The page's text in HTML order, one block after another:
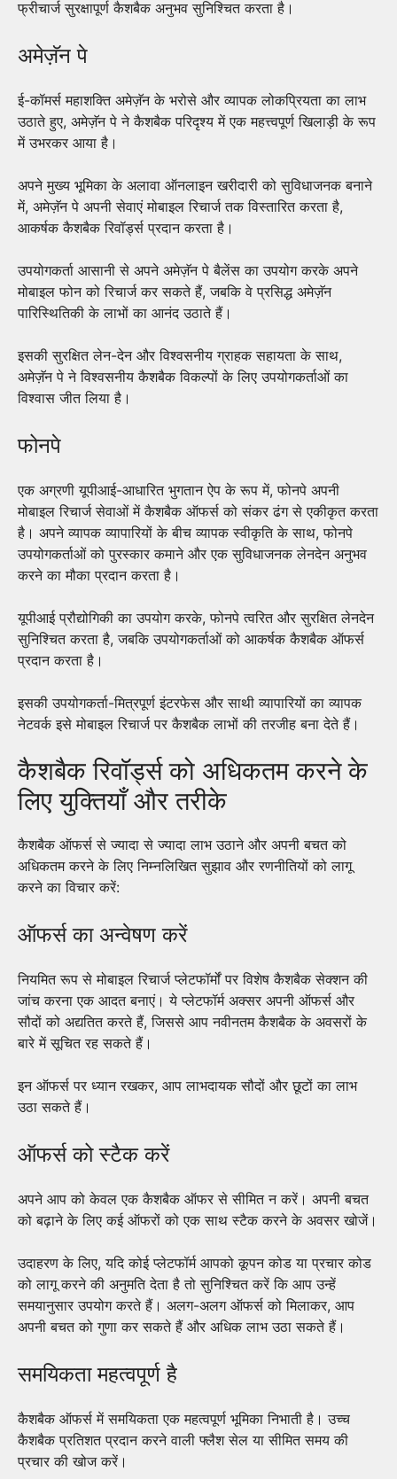
फ्रीचार्ज सुरक्षापूर्ण कैशबैक अनुभव सुनिश्चित करता है।
अमेज़ॅन पे
ई-कॉमर्स महाशक्ति अमेज़ॅन के भरोसे और व्यापक लोकप्रियता का लाभ
उठाते हुए, अमेज़ॅन पे ने कैशबैक परिदृश्य में एक महत्त्वपूर्ण खिलाड़ी के रूप
में उभरकर आया है।
अपने मुख्य भूमिका के अलावा ऑनलाइन खरीदारी को सुविधाजनक बनाने
में, अमेज़ॅन पे अपनी सेवाएं मोबाइल रिचार्ज तक विस्तारित करता है,
आकर्षक कैशबैक रिवॉर्ड्स प्रदान करता है।
उपयोगकर्ता आसानी से अपने अमेज़ॅन पे बैलेंस का उपयोग करके अपने
मोबाइल फोन को रिचार्ज कर सकते हैं, जबकि वे प्रसिद्ध अमेज़ॅन
पारिस्थितिकी के लाभों का आनंद उठाते हैं।
इसकी सुरक्षित लेन-देन और विश्वसनीय ग्राहक सहायता के साथ,
अमेज़ॅन पे ने विश्वसनीय कैशबैक विकल्पों के लिए उपयोगकर्ताओं का
विश्वास जीत लिया है।
फोनपे
एक अग्रणी यूपीआई-आधारित भुगतान ऐप के रूप में, फोनपे अपनी
मोबाइल रिचार्ज सेवाओं में कैशबैक ऑफर्स को संकर ढंग से एकीकृत करता
है। अपने व्यापक व्यापारियों के बीच व्यापक स्वीकृति के साथ, फोनपे
उपयोगकर्ताओं को पुरस्कार कमाने और एक सुविधाजनक लेनदेन अनुभव
करने का मौका प्रदान करता है।
यूपीआई प्रौद्योगिकी का उपयोग करके, फोनपे त्वरित और सुरक्षित लेनदेन
सुनिश्चित करता है, जबकि उपयोगकर्ताओं को आकर्षक कैशबैक ऑफर्स
प्रदान करता है।
इसकी उपयोगकर्ता-मित्रपूर्ण इंटरफेस और साथी व्यापारियों का व्यापक
नेटवर्क इसे मोबाइल रिचार्ज पर कैशबैक लाभों की तरजीह बना देते हैं।
कैशबैक रिवॉर्ड्स को अधिकतम करने के
लिए युक्तियाँ और तरीके
कैशबैक ऑफर्स से ज्यादा से ज्यादा लाभ उठाने और अपनी बचत को
अधिकतम करने के लिए निम्नलिखित सुझाव और रणनीतियों को लागू
करने का विचार करें:
ऑफर्स का अन्वेषण करें
नियमित रूप से मोबाइल रिचार्ज प्लेटफॉर्मों पर विशेष कैशबैक सेक्शन की
जांच करना एक आदत बनाएं। ये प्लेटफॉर्म अक्सर अपनी ऑफर्स और
सौदों को अद्यतित करते हैं, जिससे आप नवीनतम कैशबैक के अवसरों के
बारे में सूचित रह सकते हैं।
इन ऑफर्स पर ध्यान रखकर, आप लाभदायक सौदों और छूटों का लाभ
उठा सकते हैं।
ऑफर्स को स्टैक करें
अपने आप को केवल एक कैशबैक ऑफर से सीमित न करें। अपनी बचत
को बढ़ाने के लिए कई ऑफरों को एक साथ स्टैक करने के अवसर खोजें।
उदाहरण के लिए, यदि कोई प्लेटफॉर्म आपको कूपन कोड या प्रचार कोड
को लागू करने की अनुमति देता है तो सुनिश्चित करें कि आप उन्हें
समयानुसार उपयोग करते हैं। अलग-अलग ऑफर्स को मिलाकर, आप
अपनी बचत को गुणा कर सकते हैं और अधिक लाभ उठा सकते हैं।
समयिकता महत्वपूर्ण है
कैशबैक ऑफर्स में समयिकता एक महत्वपूर्ण भूमिका निभाती है। उच्च
कैशबैक प्रतिशत प्रदान करने वाली फ्लैश सेल या सीमित समय की
प्रचार की खोज करें।